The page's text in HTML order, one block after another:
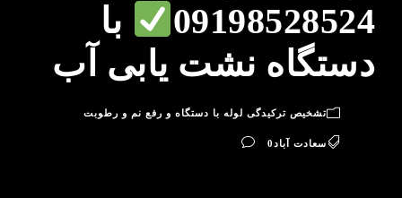
09198528524
با
دستگاه نشت یابی آب
تشخیص ترکیدگی لوله با دستگاه و رفع نم و رطوبت
سعادت آباد0